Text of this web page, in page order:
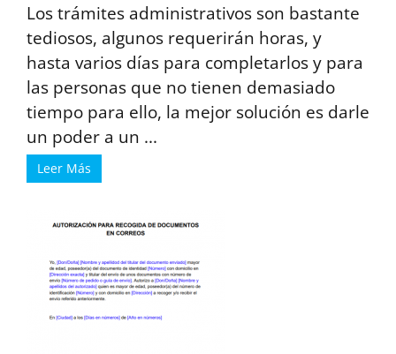
Los trámites administrativos son bastante
tediosos, algunos requerirán horas, y
hasta varios días para completarlos y para
las personas que no tienen demasiado
tiempo para ello, la mejor solución es darle
un poder a un ...
Leer Más